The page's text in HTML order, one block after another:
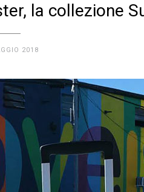
la collezione
2018